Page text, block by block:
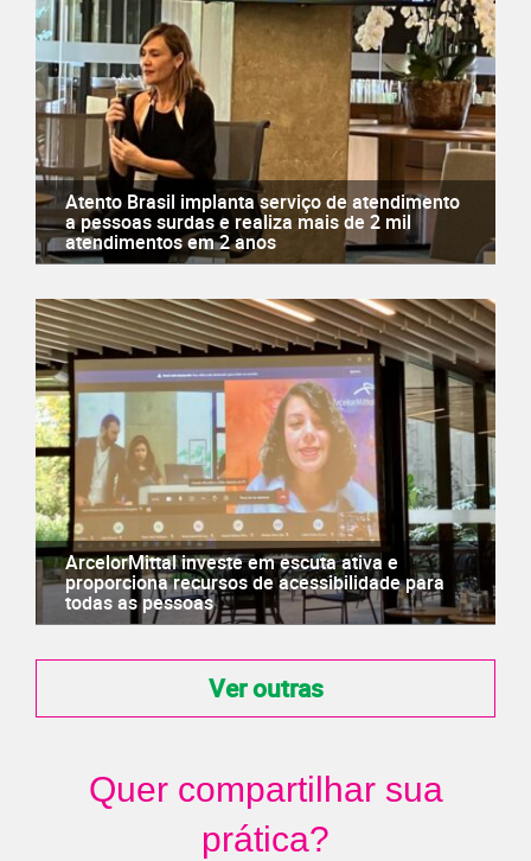
Atento Brasil implanta serviço de atendimento
a pessoas surdas e realiza mais de 2 mil
atendimentos em 2 anos
ArcelorMittal investe em escuta ativa e
proporciona recursos de acessibilidade para
todas as pessoas
Ver outras
Quer compartilhar sua
prática?